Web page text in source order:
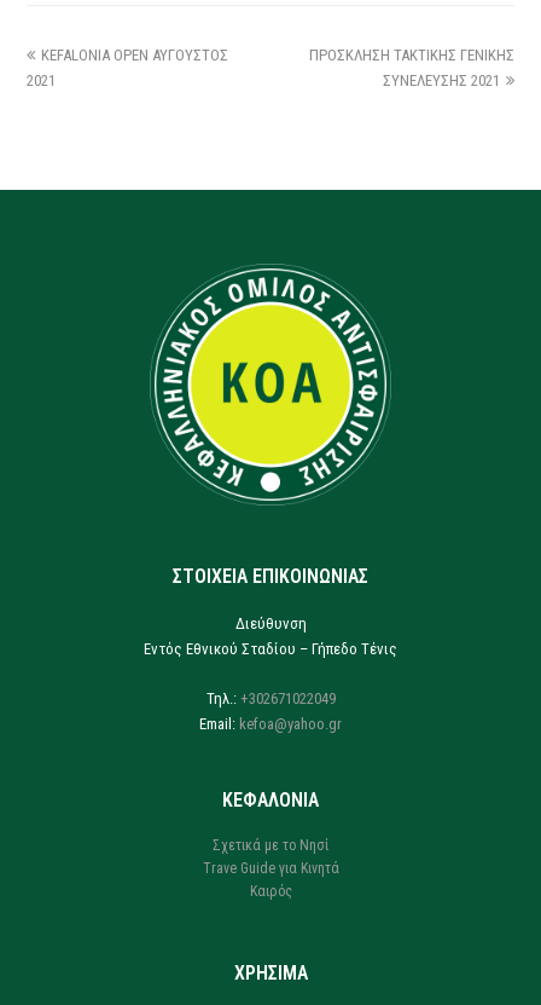
KEFALONIA OPEN ΑΥΓΟΥΣΤΟΣ
2021
ΠΡΟΣΚΛΗΣΗ ΤΑΚΤΙΚΗΣ ΓΕΝΙΚΗΣ
ΣΥΝΕΛΕΥΣΗΣ 2021
ΣΤΟΙΧΕΙΑ ΕΠΙΚΟΙΝΩΝΙΑΣ
Διεύθυνση
Εντός Εθνικού Σταδίου – Γήπεδο Τένις
Τηλ.: +302671022049
Email: kefoa@yahoo.gr
ΚΕΦΑΛΟΝΙΑ
Σχετικά με το Νησί
Trave Guide για Κινητά
Καιρός
ΧΡΗΣΙΜΑ